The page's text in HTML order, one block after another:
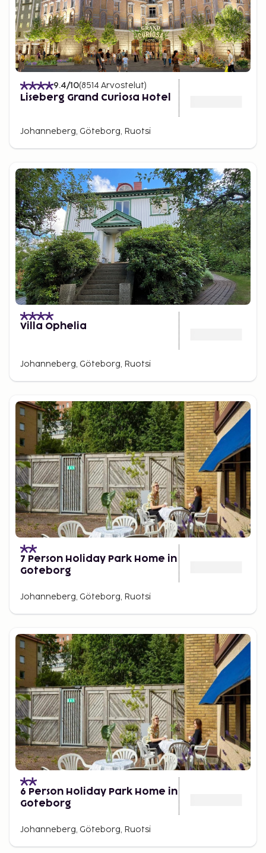
9.4/10(8514 Arvostelut)
Liseberg Grand Curiosa Hotel
Johanneberg, Göteborg, Ruotsi
Villa Ophelia
Johanneberg, Göteborg, Ruotsi
7 Person Holiday Park Home in
Goteborg
Johanneberg, Göteborg, Ruotsi
6 Person Holiday Park Home in
Goteborg
Johanneberg, Göteborg, Ruotsi